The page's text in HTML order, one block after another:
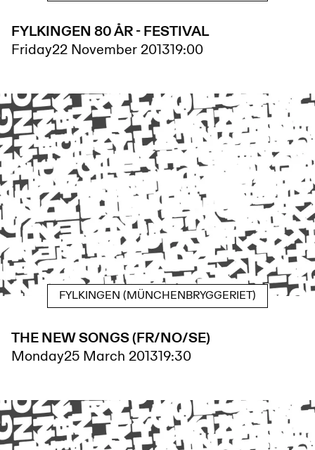
FYLKINGEN 80 ÅR - FESTIVAL
Friday22 November 201319:00
FYLKINGEN (MÜNCHENBRYGGERIET)
THE NEW SONGS (FR/NO/SE)
Monday25 March 201319:30